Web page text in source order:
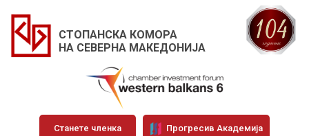
СТОПАНСКА КОМОРА
НА СЕВЕРНА МАКЕДОНИЈА
Станете членка Прогресив Академија